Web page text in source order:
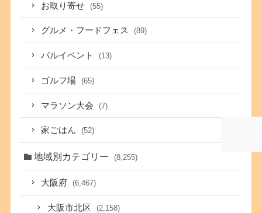
お取り寄せ (55)
グルメ・フードフェス (89)
バルイベント (13)
ゴルフ場 (65)
マラソン大会 (7)
家ごはん (52)
地域別カテゴリー (8,255)
大阪府 (6,467)
大阪市北区 (2,158)